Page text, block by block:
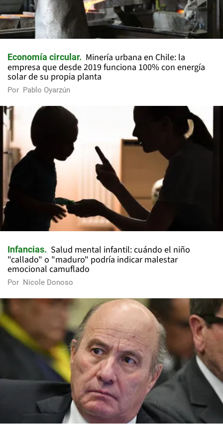
Economía circular
Minería urbana en Chile: la
empresa que desde 2019 funciona 100% con energía
solar de su propia planta
Por Pablo Oyarzún
Infancias
Salud mental infantil: cuándo el niño
"callado" o "maduro" podría indicar malestar
emocional camuflado
Por Nicole Donoso